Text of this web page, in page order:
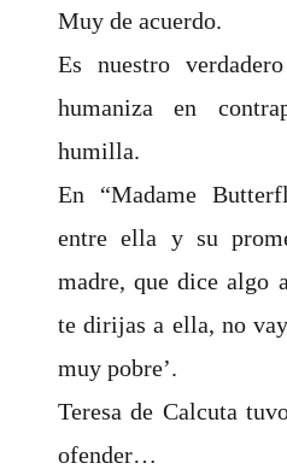
Muy de acuerdo.
Es nuestro
humaniza en
humilla.
En “Madame
entre ella y su
madre, que dice algo
te dirijas a ella, no
muy pobre’.
Teresa de Calcuta
ofender…